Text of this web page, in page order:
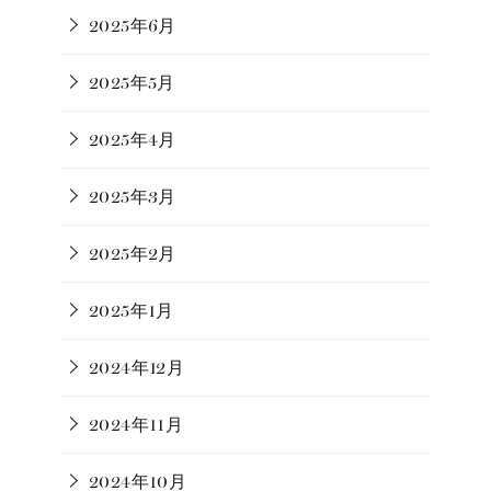
2025年6月
2025年5月
2025年4月
2025年3月
2025年2月
2025年1月
2024年12月
2024年11月
2024年10月